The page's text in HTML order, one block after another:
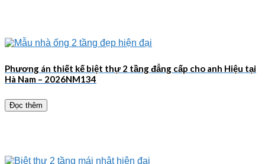
Phương án thiết kế biệt thự 2 tầng đẳng cấp cho anh Hiệu tại
Hà Nam – 2026NM134
Đọc thêm